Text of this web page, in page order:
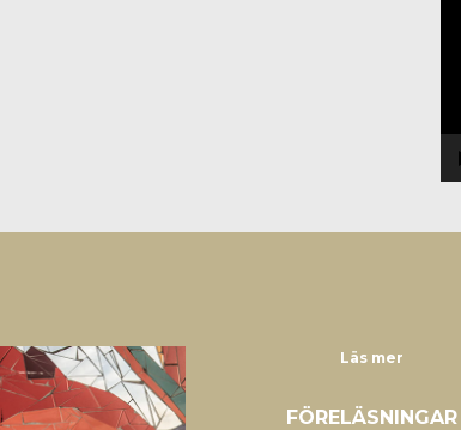
Läs mer
FÖRELÄSNINGAR